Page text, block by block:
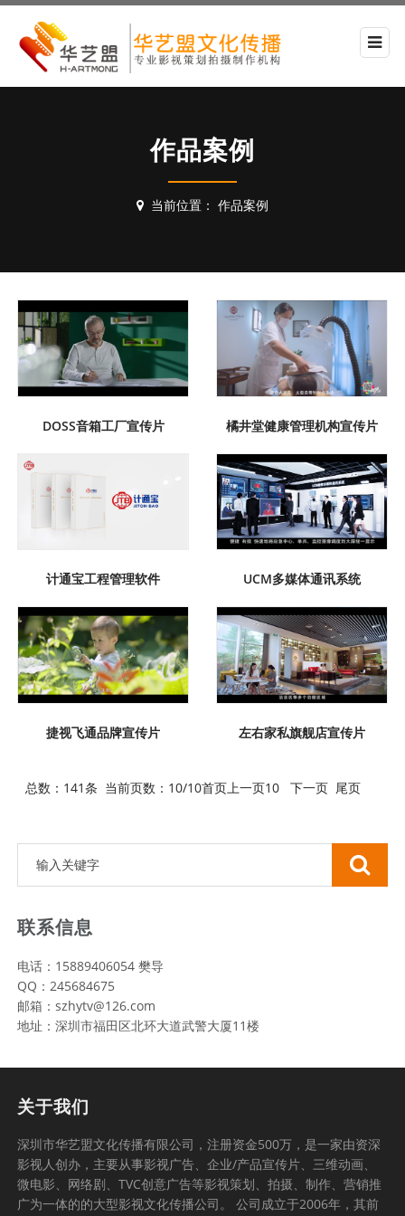
作品案例
当前位置： 作品案例
DOSS音箱工厂宣传片 橘井堂健康管理机构宣传片
计通宝工程管理软件 UCM多媒体通讯系统
捷视飞通品牌宣传片 左右家私旗舰店宣传片
总数：141条 当前页数： 10/10首页 上一页10 下一页 尾页
联系信息
电话：15889406054 樊导
QQ：245684675
邮箱：szhytv@126.com
地址：深圳市福田区北环大道武警大厦11楼
关于我们
深圳市华艺盟文化传播有限公司，注册资金500万，是一家由资深
影视人创办，主要从事影视广告、企业/产品宣传片、三维动画、
微电影、网络剧、TVC创意广告等影视策划、拍摄、制作、营销推
广为一体的的大型影视文化传播公司。 公司成立于2006年，其前